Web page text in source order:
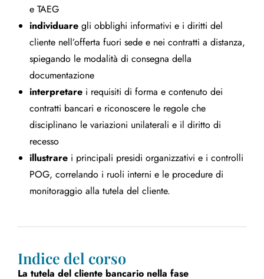
e TAEG
individuare gli obblighi informativi e i diritti del
cliente nell’offerta fuori sede e nei contratti a distanza,
spiegando le modalità di consegna della
documentazione
interpretare i requisiti di forma e contenuto dei
contratti bancari e riconoscere le regole che
disciplinano le variazioni unilaterali e il diritto di
recesso
illustrare i principali presidi organizzativi e i controlli
POG, correlando i ruoli interni e le procedure di
monitoraggio alla tutela del cliente.
Indice del corso
La tutela del cliente bancario nella fase